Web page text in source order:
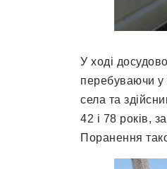
У ході
перебуваючи у
села та
42 і 78 років,
Поранення